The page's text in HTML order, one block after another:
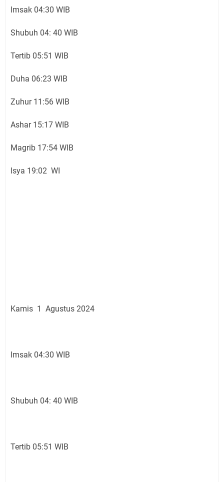
Imsak 04:30 WIB
Shubuh 04: 40 WIB
Tertib 05:51 WIB
Duha 06:23 WIB
Zuhur 11:56 WIB
Ashar 15:17 WIB
Magrib 17:54 WIB
Isya 19:02 WI
Kamis 1 Agustus 2024
Imsak 04:30 WIB
Shubuh 04: 40 WIB
Tertib 05:51 WIB